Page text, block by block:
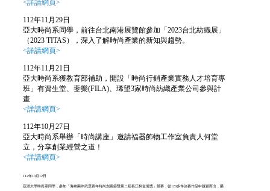
<詳請網頁>
112年11月29日
亞大時尚系同學，前往台北南港展覽館參加「2023台北紡織展」
（2023 TITAS），深入了解時尚產業的新知與趨勢。
<詳請網頁>
112年11月21日
亞大時尚系獲教育部補助，開設「時尚行銷產業實務人才培育專
班」有資生堂、斐樂(FILA)、琋望3家時尚紡織產業公司參與計
畫
<詳請網頁>
112年10月27日
亞大時尚系舉辦「時尚講座」邀請福器飾物工作室負責人何堂
立，分享創業經營之道！
<詳請網頁>
112年10月12日
亞洲大學時尚系同學，參加「海峽兩岸武漢青年時尚創意節暨第二屆長江杯金裳獎」競賽，從120多件決賽作品中脫穎而出，榮